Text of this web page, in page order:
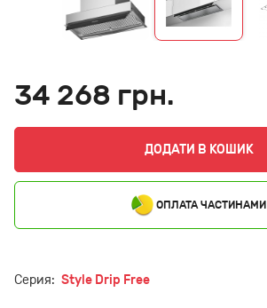
34 268 грн.
ДОДАТИ В КОШИК
ОПЛАТА ЧАСТИНАМИ
Серия: Style Drip Free